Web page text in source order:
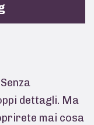
dettagli. Ma
mai cosa